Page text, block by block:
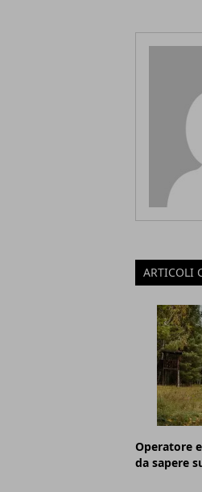
ARTICOLI
Operatore
da sapere